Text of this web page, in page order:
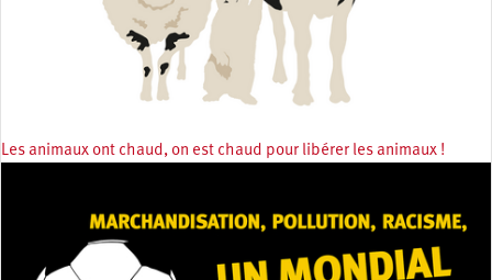
Les animaux ont chaud, on est chaud pour libérer les animaux !